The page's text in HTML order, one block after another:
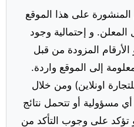
المنشورة على هذا الموقع
و إحتمالية وجود
المزودة من قبل
إلى الموقع واردة.
اونلاين) ومن خلال
مسؤولية أو تتحمل نتائج
تؤكد على وجوب التأكد من